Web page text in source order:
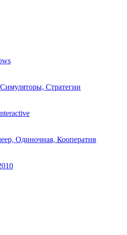
Стратегии
Одиночная, Кооператив